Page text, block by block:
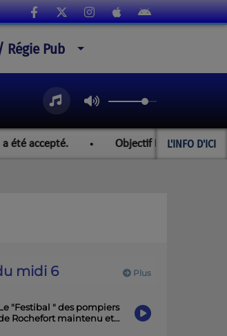
Régie Pub
L'INFO D'ICI
Objectif Paraguay et les
Plus
midi 6
"Festibal " des pompiers
Rochefort maintenu et